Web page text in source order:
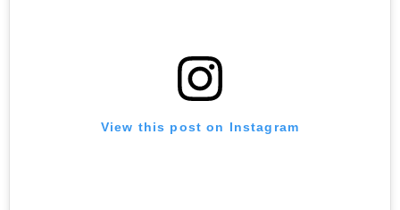
View this post on Instagram